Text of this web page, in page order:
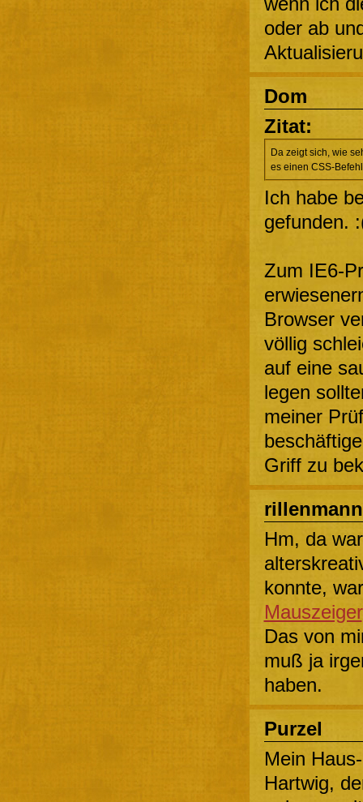
oder ab
Dom
Zitat:
Da zeigt sich, wie
es einen CSS-
Ich habe
gefunden.
Zum IE6-
Browser
völlig
auf eine
legen
meiner
Griff zu
Hm, da
konnte,
Mauszeiger
Das von
muß ja
haben.
Purzel
Mein
Hartwig,